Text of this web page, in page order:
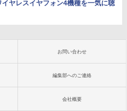
ヤレスイヤフォン4機種を一気に聴
お問い合わせ
編集部へのご連絡
会社概要